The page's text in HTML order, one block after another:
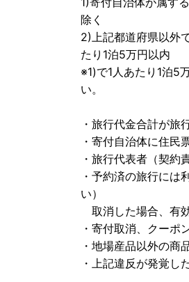
除く
2)上記都道府県以外
たり1泊5万円以内
※1)で1人あたり1泊5
い。
・旅行代金合計が旅
・寄付自治体に住民
・旅行代表者（契約
・予約済の旅行には
い）
取消した場合、有
・寄付取消、クーポ
・地場産品以外の商
・上記違反が発覚し